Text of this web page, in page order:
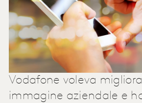
Vodafone voleva
immagine aziendale e